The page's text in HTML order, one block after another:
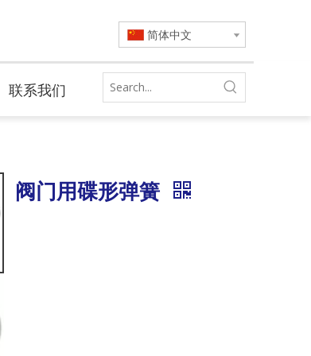
简体中文
联系我们
阀门用碟形弹簧